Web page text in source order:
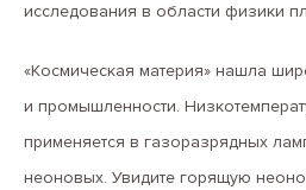
исследования в области физики
«Космическая материя» нашла
и промышленности.
применяется в газоразрядных
неоновых. Увидите горящую